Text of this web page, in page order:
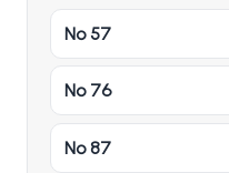
Nº 57
Nº 76
Nº 87